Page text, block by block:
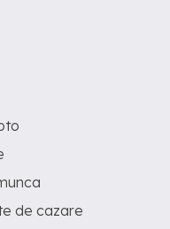
de cazare